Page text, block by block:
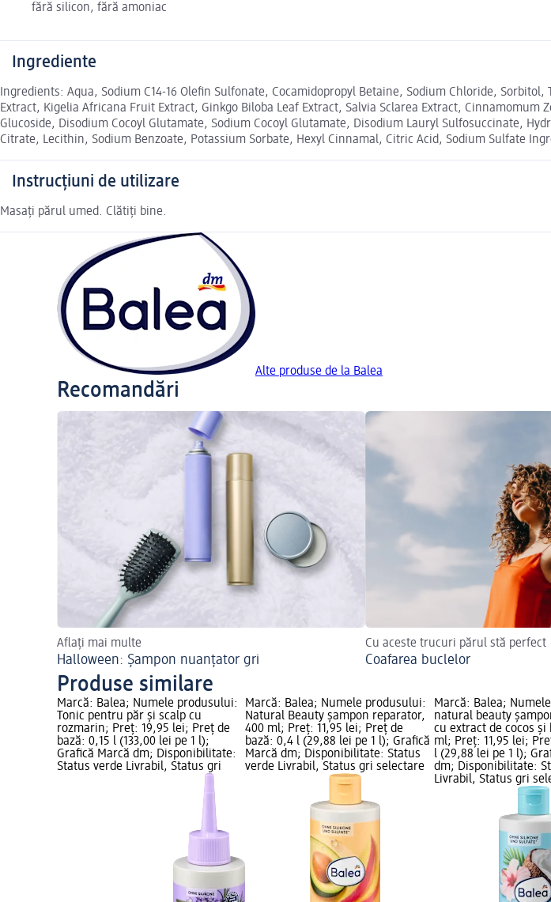
fără silicon, fără amoniac
Ingrediente
Ingredients: Aqua, Sodium C14-16 Olefin Sulfonate, Cocamidopropyl Betaine, Sodium Chloride,
Extract, Kigelia Africana Fruit Extract, Ginkgo Biloba Leaf Extract, Salvia Sclarea Extract,
Glucoside, Disodium Cocoyl Glutamate, Sodium Cocoyl Glutamate, Disodium Lauryl Sulfosuccinate,
Citrate, Lecithin, Sodium Benzoate, Potassium Sorbate, Hexyl Cinnamal, Citric Acid, Sodium Sulfate
Instrucțiuni de utilizare
Masați părul umed. Clătiți bine.
Alte produse de la Balea
Recomandări
Aflați mai multe
Halloween: Șampon nuanțator gri
Cu aceste trucuri părul stă perfect
Coafarea buclelor
Produse similare
Marcă: Balea; Numele produsului:
Tonic pentru păr și scalp cu
rozmarin; Preț: 19,95 lei; Preț de
bază: 0,15 l (133,00 lei pe 1 l);
Grafică Marcă dm; Disponibilitate:
Status verde Livrabil, Status gri
Marcă: Balea; Numele produsului:
Natural Beauty șampon reparator,
400 ml; Preț: 11,95 lei; Preț de
bază: 0,4 l (29,88 lei pe 1 l); Grafică
Marcă dm; Disponibilitate: Status
verde Livrabil, Status gri selectare
Marcă: Balea;
natural beauty
cu extract de cocos și
ml; Preț: 11,95 lei;
l (29,88 lei pe 1 l);
dm; Disponibilitate:
Livrabil, Status gri